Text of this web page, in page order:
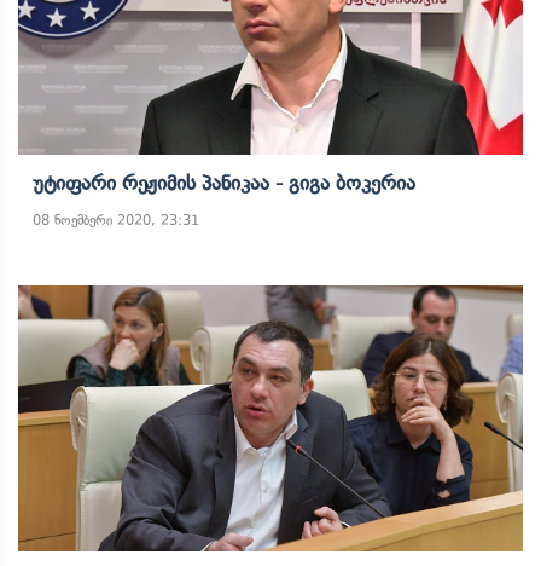
Უტიფარი Რეჟიმის Პანიკაა - Გიგა Ბოკერია
08 ნოემბერი 2020, 23:31